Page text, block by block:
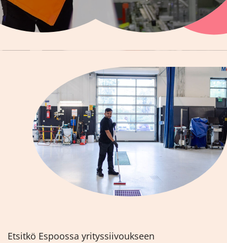
Etsitkö Espoossa yrityssiivoukseen